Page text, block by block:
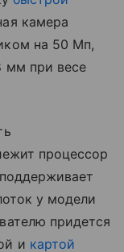
камера
на 50 Мп,
мм при весе
процессор
у модели
придется
и картой